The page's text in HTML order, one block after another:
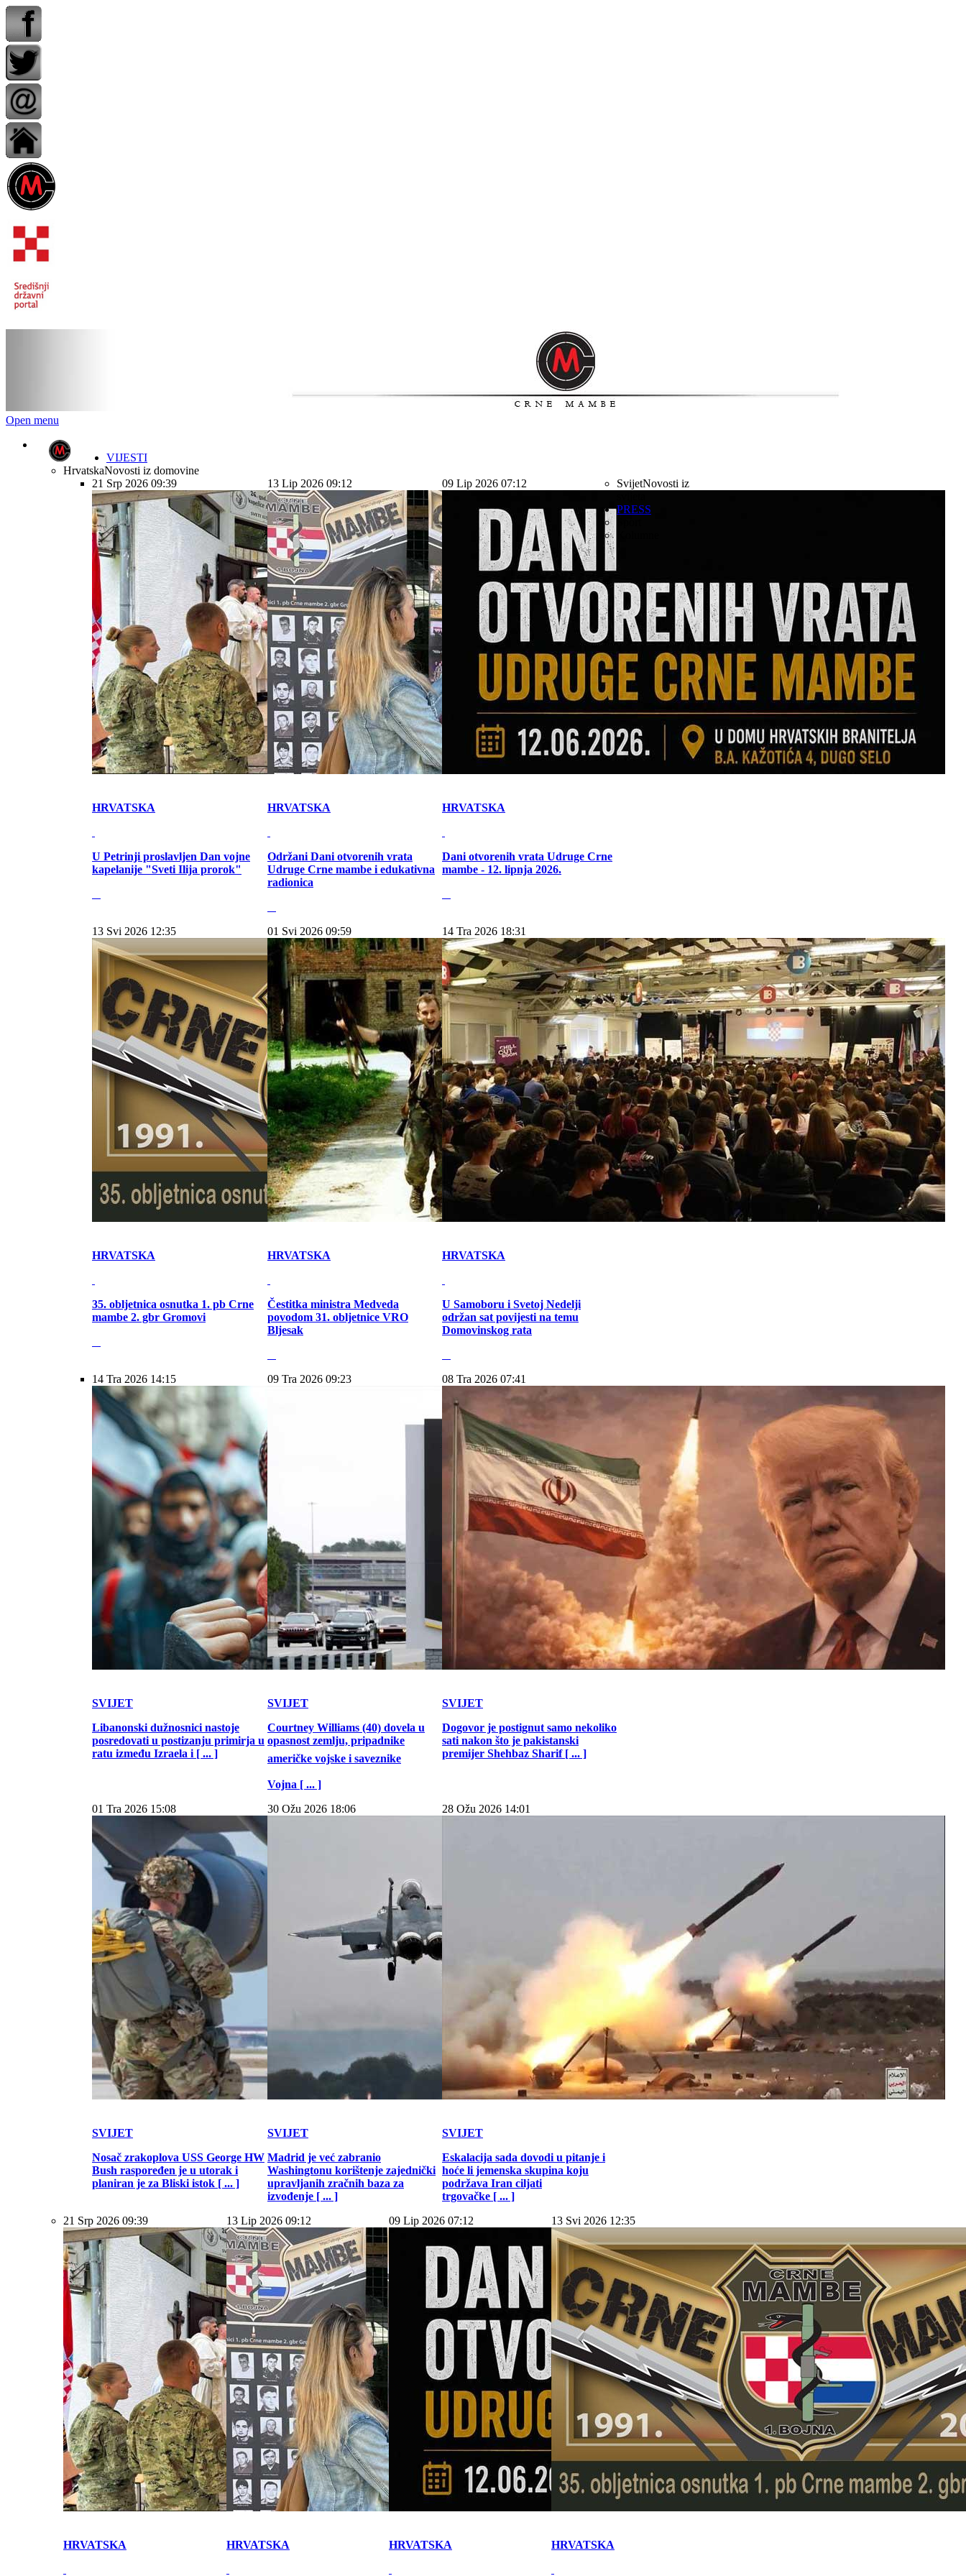
Open menu
VIJESTI
HrvatskaNovosti iz domovine
21 Srp 2026 09:39
HRVATSKA
U Petrinji proslavljen Dan vojne
kapelanije "Sveti Ilija prorok"
13 Lip 2026 09:12
HRVATSKA
Održani Dani otvorenih vrata
Udruge Crne mambe i edukativna
radionica
09 Lip 2026 07:12
HRVATSKA
Dani otvorenih vrata Udruge Crne
mambe - 12. lipnja 2026.
13 Svi 2026 12:35
HRVATSKA
35. obljetnica osnutka 1. pb Crne
mambe 2. gbr Gromovi
01 Svi 2026 09:59
HRVATSKA
Čestitka ministra Medveda
povodom 31. obljetnice VRO
Bljesak
14 Tra 2026 18:31
HRVATSKA
U Samoboru i Svetoj Nedelji
održan sat povijesti na temu
Domovinskog rata
SvijetNovosti iz
14 Tra 2026 14:15
SVIJET
Libanonski dužnosnici nastoje
posredovati u postizanju primirja u
ratu između Izraela i [ ... ]
09 Tra 2026 09:23
SVIJET
Courtney Williams (40) dovela u
opasnost zemlju, pripadnike
američke vojske i saveznike
Vojna [ ... ]
08 Tra 2026 07:41
SVIJET
Dogovor je postignut samo nekoliko
sati nakon što je pakistanski
premijer Shehbaz Sharif [ ... ]
01 Tra 2026 15:08
SVIJET
Nosač zrakoplova USS George HW
Bush raspoređen je u utorak i
planiran je za Bliski istok [ ... ]
30 Ožu 2026 18:06
SVIJET
Madrid je već zabranio
Washingtonu korištenje zajednički
upravljanih zračnih baza za
izvođenje [ ... ]
28 Ožu 2026 14:01
SVIJET
Eskalacija sada dovodi u pitanje i
hoće li jemenska skupina koju
podržava Iran ciljati
trgovačke [ ... ]
21 Srp 2026 09:39
HRVATSKA
13 Lip 2026 09:12
HRVATSKA
09 Lip 2026 07:12
HRVATSKA
13 Svi 2026 12:35
HRVATSKA
PRESS